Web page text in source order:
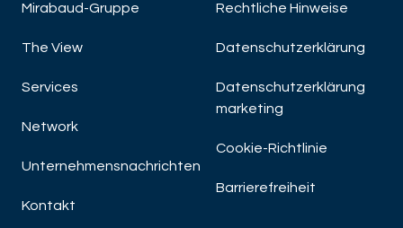
Mirabaud-Gruppe
The View
Services
Network
Unternehmensnachrichten
Kontakt
Rechtliche Hinweise
Datenschutzerklärung
Datenschutzerklärung
marketing
Cookie-Richtlinie
Barrierefreiheit